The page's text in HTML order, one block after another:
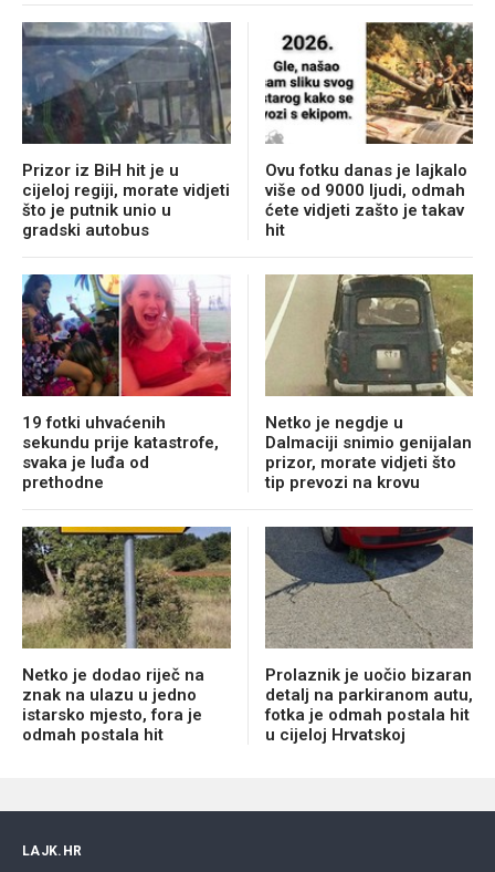
Prizor iz BiH hit je u
cijeloj regiji, morate vidjeti
što je putnik unio u
gradski autobus
Ovu fotku danas je lajkalo
više od 9000 ljudi, odmah
ćete vidjeti zašto je takav
hit
19 fotki uhvaćenih
sekundu prije katastrofe,
svaka je luđa od
prethodne
Netko je negdje u
Dalmaciji snimio genijalan
prizor, morate vidjeti što
tip prevozi na krovu
Netko je dodao riječ na
znak na ulazu u jedno
istarsko mjesto, fora je
odmah postala hit
Prolaznik je uočio bizaran
detalj na parkiranom autu,
fotka je odmah postala hit
u cijeloj Hrvatskoj
LAJK.HR